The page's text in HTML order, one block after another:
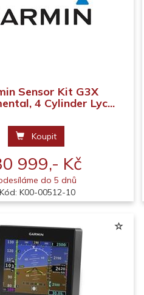
Sensor Kit G3X
4 Cylinder Lyc...
Koupit
999,- Kč
do 5 dnů
K00-00512-10